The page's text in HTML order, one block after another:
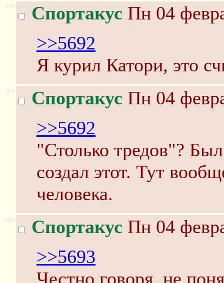
>> Спортакус Пн 04
>>5692
Я курил Катори, это
>> Спортакус Пн 04
>>5692
"Столько тредов"?
создал этот. Тут
человека.
>> Спортакус Пн 04
>>5693
Честно говоря, не